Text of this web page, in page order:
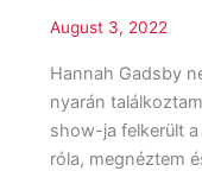
August 3, 2022
Hannah Gadsby
nyarán
show-ja felkerült
róla, megnéztem